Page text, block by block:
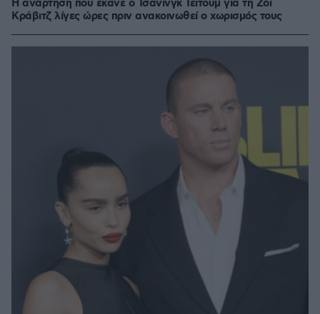
H ανάρτηση που έκανε ο Τσάνινγκ Τέιτουμ για τη Ζόι
Κράβιτζ λίγες ώρες πριν ανακοινωθεί ο χωρισμός τους